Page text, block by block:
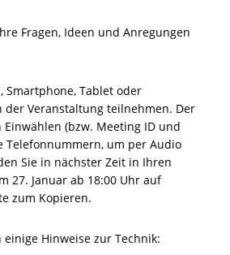
Fragen, Ideen und Anregungen
Smartphone, Tablet oder
der Veranstaltung teilnehmen. Der
(bzw. Meeting ID und
Telefonnummern, um per Audio
Sie in nächster Zeit in Ihren
27. Januar ab 18:00 Uhr auf
zum Kopieren.
Hinweise zur Technik: